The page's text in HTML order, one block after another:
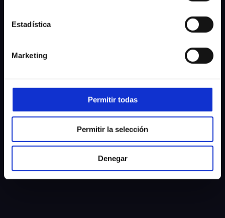
Estadística
Marketing
Permitir todas
Permitir la selección
Denegar